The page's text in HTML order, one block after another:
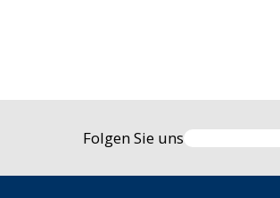
Folgen Sie uns